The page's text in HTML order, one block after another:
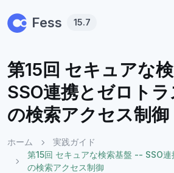
Fess 15.7
第15回 セキュアな
SSO連携とゼロト
の検索アクセス制御
ホーム
実践ガイド
第15回 セキュアな検索基盤 -- SSO
の検索アクセス制御